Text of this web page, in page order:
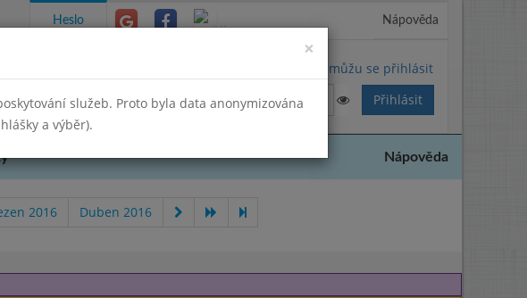
Heslo Nápověda
Nemůžu se přihlásit
Nápověda
2016 Duben 2016
×
služeb. Proto byla data anonymizována
a výběr).